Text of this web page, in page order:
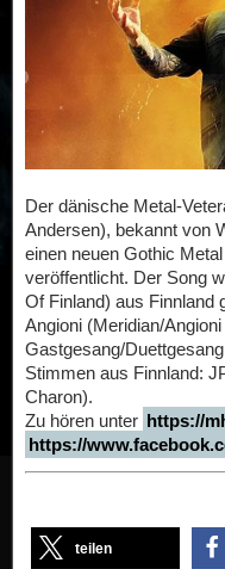
Der dänische Metal-
Andersen), bekannt von
einen neuen Gothic
veröffentlicht. Der Song
Of Finland) aus Finnland
Angioni (Meridian/
Gastgesang/
Stimmen aus Finnland:
Charon).
Zu hören unter https://
https://
teilen